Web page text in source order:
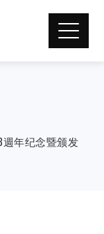
年纪念暨颁发